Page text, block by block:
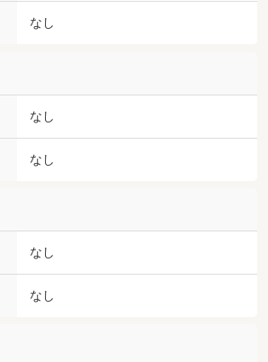
なし
なし
なし
なし
なし